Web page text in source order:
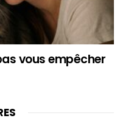
vous empêcher